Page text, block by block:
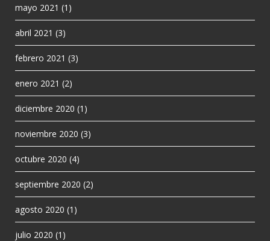
mayo 2021 (1)
abril 2021 (3)
febrero 2021 (3)
enero 2021 (2)
diciembre 2020 (1)
noviembre 2020 (3)
octubre 2020 (4)
septiembre 2020 (2)
agosto 2020 (1)
julio 2020 (1)